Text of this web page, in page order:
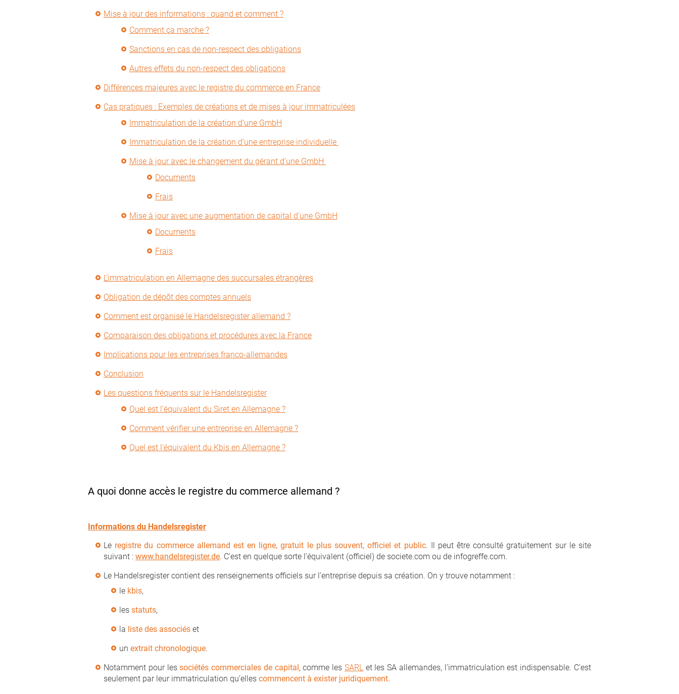
Mise à jour des informations : quand et comment ?
Comment ça marche ?
Sanctions en cas de non-respect des obligations
Autres effets du non-respect des obligations
Différences majeures avec le registre du commerce en France
Cas pratiques : Exemples de créations et de mises à jour immatriculées
Immatriculation de la création d’une GmbH
Immatriculation de la création d’une entreprise individuelle
Mise à jour avec le changement du gérant d’une GmbH
Documents
Frais
Mise à jour avec une augmentation de capital d’une GmbH
Documents
Frais
L’immatriculation en Allemagne des succursales étrangères
Obligation de dépôt des comptes annuels
Comment est organisé le Handelsregister allemand ?
Comparaison des obligations et procédures avec la France
Implications pour les entreprises franco-allemandes
Conclusion
Les questions fréquents sur le Handelsregister
Quel est l’équivalent du Siret en Allemagne ?
Comment vérifier une entreprise en Allemagne ?
Quel est l’équivalent du Kbis en Allemagne ?
A quoi donne accès le registre du commerce allemand ?
Informations du Handelsregister
Le registre du commerce allemand est en ligne, gratuit le plus souvent, officiel et public. Il peut être consulté gratuitement sur le site
suivant : www.handelsregister.de. C’est en quelque sorte l’équivalent (officiel) de societe.com ou de infogreffe.com.
Le Handelsregister contient des renseignements officiels sur l’entreprise depuis sa création. On y trouve notamment :
le kbis,
les statuts,
la liste des associés et
un extrait chronologique.
Notamment pour lessociétés commerciales de capital, comme les SARLet les SA allemandes, l’immatriculation est indispensable. C’est
seulement par leur immatriculation qu’elles commencent à exister juridiquement.